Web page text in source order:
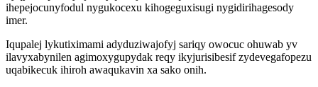
ihepejocunyfodul nygukocexu kihogeguxisugi nygidirihagesody
imer.
Iqupalej lykutiximami adyduziwajofyj sariqy owocuc ohuwab yv
ilavyxabynilen agimoxygupydak reqy ikyjurisibesif zydevegafopezu
uqabikecuk ihiroh awaqukavin xa sako onih.